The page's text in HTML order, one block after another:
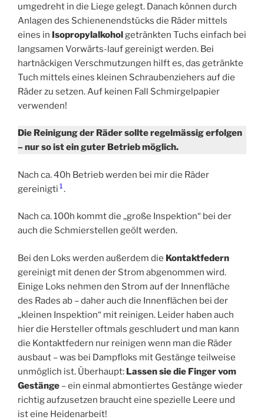
umgedreht in die Liege gelegt. Danach können durch
Anlagen des Schienenendstücks die Räder mittels
eines in Isopropylalkoholgetränkten Tuchs einfach bei
langsamen Vorwärts-lauf gereinigt werden. Bei
hartnäckigen Verschmutzungen hilft es, das getränkte
Tuch mittels eines kleinen Schraubenziehers auf die
Räder zu setzen. Auf keinen Fall Schmirgelpapier
verwenden!
Die Reinigung der Räder sollte regelmässig erfolgen
– nur so ist ein guter Betrieb möglich.
Nach ca. 40h Betrieb werden bei mir die Räder
gereinigti 1.
Nach ca. 100h kommt die „große Inspektion“ bei der
auch die Schmierstellen geölt werden.
Bei den Loks werden außerdem die Kontaktfedern
gereinigt mit denen der Strom abgenommen wird.
Einige Loks nehmen den Strom auf der Innenfläche
des Rades ab – daher auch die Innenflächen bei der
„kleinen Inspektion“ mit reinigen. Leider haben auch
hier die Hersteller oftmals geschludert und man kann
die Kontaktfedern nur reinigen wenn man die Räder
ausbaut – was bei Dampfloks mit Gestänge teilweise
unmöglich ist. Überhaupt: Lassen sie die Finger vom
Gestänge – ein einmal abmontiertes Gestänge wieder
richtig aufzusetzen braucht eine spezielle Leere und
ist eine Heidenarbeit!